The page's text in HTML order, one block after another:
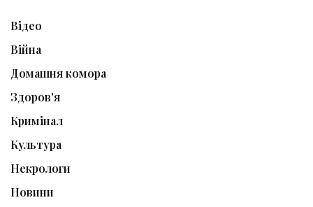
Відео
Війна
Домашня комора
Здоров'я
Кримінал
Культура
Некрологи
Новини